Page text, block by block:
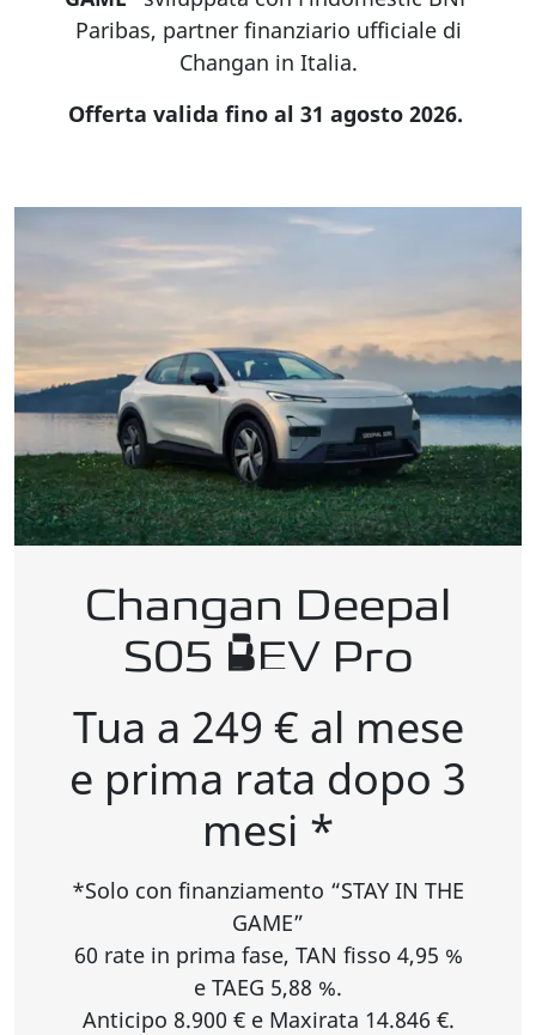
Paribas, partner finanziario ufficiale di
Changan in Italia.
Offerta valida fino al 31 agosto 2026.
Changan Deepal
S05 BEV Pro
Tua a 249 € al mese
e prima rata dopo 3
mesi *
*Solo con finanziamento “STAY IN THE
GAME”
60 rate in prima fase, TAN fisso 4,95 %
e TAEG 5,88 %.
Anticipo 8.900 € e Maxirata 14.846 €.